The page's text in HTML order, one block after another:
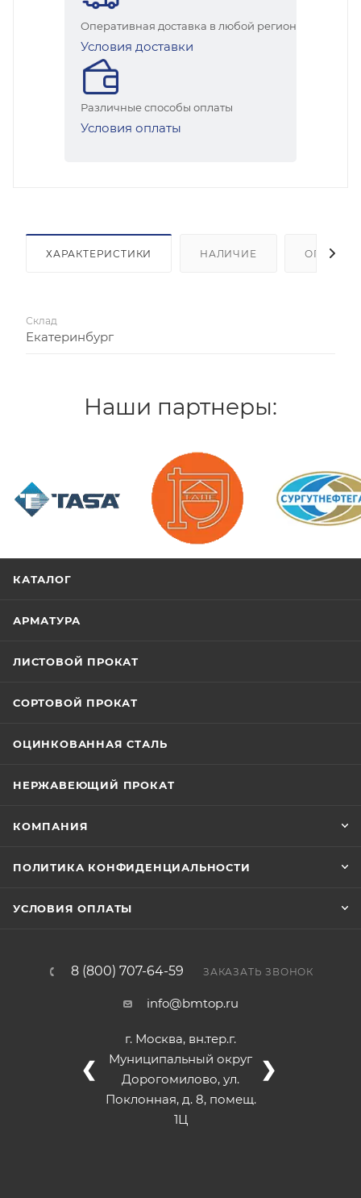
Оперативная доставка в любой регион
Условия доставки
Различные способы оплаты
Условия оплаты
ХАРАКТЕРИСТИКИ НАЛИЧИЕ ОПЛАТА
Склад
Екатеринбург
Наши партнеры:
КАТАЛОГ
АРМАТУРА
ЛИСТОВОЙ ПРОКАТ
СОРТОВОЙ ПРОКАТ
ОЦИНКОВАННАЯ СТАЛЬ
НЕРЖАВЕЮЩИЙ ПРОКАТ
КОМПАНИЯ
ПОЛИТИКА КОНФИДЕНЦИАЛЬНОСТИ
УСЛОВИЯ ОПЛАТЫ
8 (800) 707-64-59 ЗАКАЗАТЬ ЗВОНОК
info@bmtop.ru
г. Москва, вн.тер.г.
Муниципальный округ
Дорогомилово, ул.
Поклонная, д. 8, помещ.
1Ц
❮ ❯